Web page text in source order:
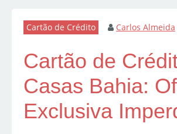
Cartão de Crédito Carlos Almeida
Cartão de
Casas Bahia:
Exclusiva